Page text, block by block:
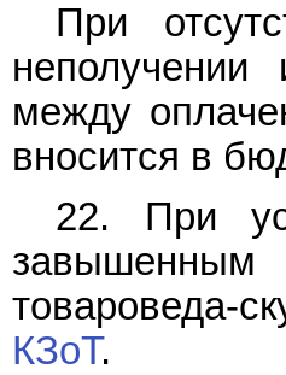
При
между
вносится в
22. При
завышенным
товароведа-
КЗоТ.